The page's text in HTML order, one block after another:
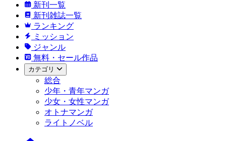
新刊一覧
新刊雑誌一覧
ランキング
ミッション
ジャンル
無料・セール作品
カテゴリ
総合
少年・青年マンガ
少女・女性マンガ
オトナマンガ
ライトノベル